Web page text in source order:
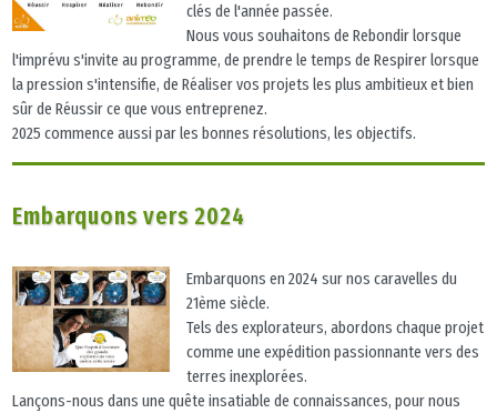
clés de l'année passée.
Nous vous souhaitons de Rebondir lorsque
l'imprévu s'invite au programme, de prendre le temps de Respirer lorsque
la pression s'intensifie, de Réaliser vos projets les plus ambitieux et bien
sûr de Réussir ce que vous entreprenez.
2025 commence aussi par les bonnes résolutions, les objectifs.
Embarquons vers 2024
Embarquons en 2024 sur nos caravelles du
21ème siècle.
Tels des explorateurs, abordons chaque projet
comme une expédition passionnante vers des
terres inexplorées.
Lançons-nous dans une quête insatiable de connaissances, pour nous